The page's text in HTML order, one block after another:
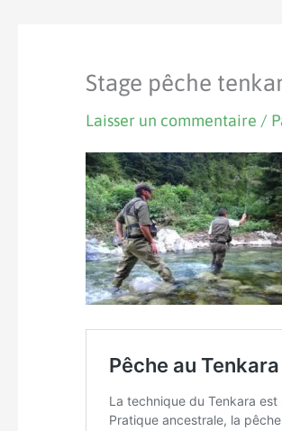
Stage pêche
Laisser un commentaire /